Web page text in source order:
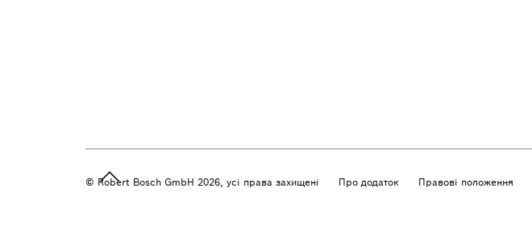
Про додаток Правові положення
© Robert Bosch GmbH 2026, усі права захищені